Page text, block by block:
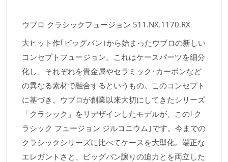
ウブロ クラシックフュージョン 511.NX.1170.RX
大ヒット作｢ビッグバン｣から始まったウブロの新しい
コンセプトフュージョン。これはケースパーツを細分
化し、それぞれを貴金属やセラミック･カーボンなど
の異なる素材で融合するというもの。このコンセプト
に基づき、ウブロが創業以来大切にしてきたシリーズ
「クラシック」をリデザインしたモデルが、この｢ク
ラシック フュージョン ジルコニウム｣です。今までの
クラシックシリーズに比べてケースを大型化。端正な
エレガントさと、ビッグバン譲りの迫力とを両立した